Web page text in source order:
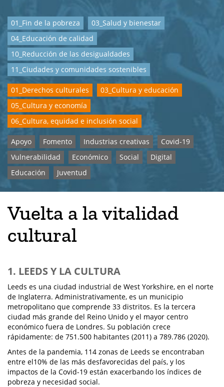
01_Fin de la pobreza
03_Salud y bienestar
04_Educación de calidad
10_Reducción de las desigualdades
11_Ciudades y comunidades sostenibles
01_Derechos culturales
03_Cultura y educación
05_Cultura y economía
06_Cultura, equidad e inclusión social
Apoyo Fomento Industrias creativas
Covid-19
Vulnerabilidad
Económico Social
Digital
Educación
Juventud
Vuelta a la vitalidad
cultural
1. LEEDS Y LA CULTURA
Leeds es una ciudad industrial de West Yorkshire, en el norte
de Inglaterra. Administrativamente, es un municipio
metropolitano que comprende 33 distritos. Es la tercera
ciudad más grande del Reino Unido y el mayor centro
económico fuera de Londres. Su población crece
rápidamente: de 751.500 habitantes (2011) a 789.786 (2020).
Antes de la pandemia, 114 zonas de Leeds se encontraban
entre el10% de las más desfavorecidas del país, y los
impactos de la Covid-19 están exacerbando los índices de
pobreza y necesidad social.